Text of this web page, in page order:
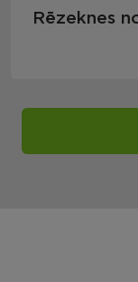
Rēzeknes